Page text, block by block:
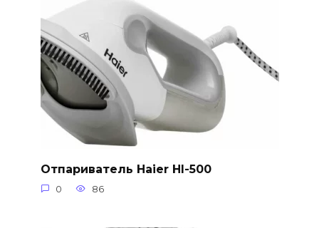
Отпариватель Haier HI-500
0 86